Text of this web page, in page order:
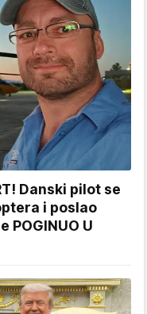
Danski pilot se
i poslao
POGINUO U